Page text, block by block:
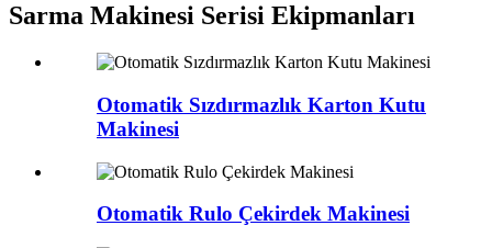
Sarma Makinesi Serisi Ekipmanları
Otomatik Sızdırmazlık Karton Kutu
Makinesi
Otomatik Rulo Çekirdek Makinesi